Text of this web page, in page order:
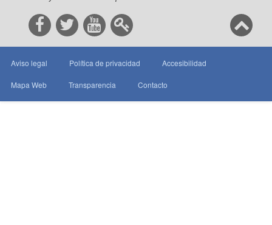
Aviso legal Política de privacidad Accesibilidad
Mapa Web Transparencia Contacto